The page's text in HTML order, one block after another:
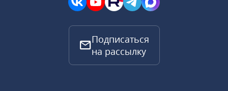
Подписаться
на рассылку